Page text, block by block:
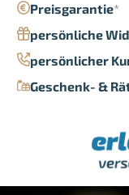
Preisgarantie*
persönliche
persönlicher
Geschenk- &